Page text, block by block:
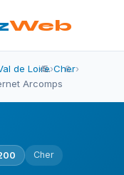
Web
de Loire›Cher›
Arcomps
Cher